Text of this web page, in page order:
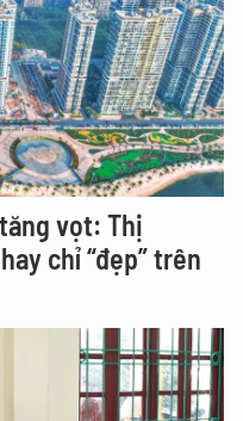
vọt: Thị
chỉ “đẹp” trên